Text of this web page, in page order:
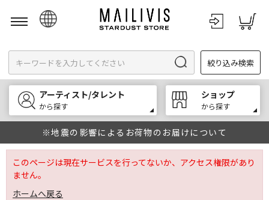
English
한국어
中文
絞り込み検索
アーティスト/タレント
から探す
ショップ
から探す
※地震の影響によるお荷物のお届けについて
このページは現在サービスを行ってないか、アクセス権限があり
ません。
ホームへ戻る